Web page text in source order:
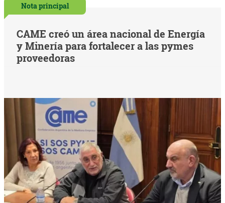
Nota principal
CAME creó un área nacional de Energía
y Minería para fortalecer a las pymes
proveedoras